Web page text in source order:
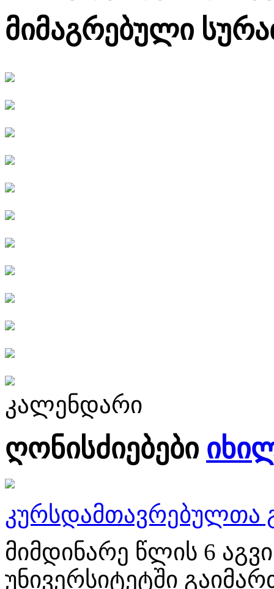
მიმაგრებული
კალენდარი
ღონისძიებები
კურსდამთავრებულთა
მიმდინარე წლის 6
უნივერსიტეტში